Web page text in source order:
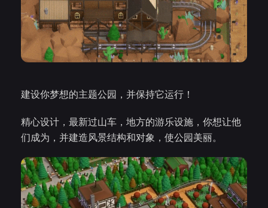
建设你梦想的主题公园，并保持它运行！
精心设计，最新过山车，地方的游乐设施，你想让他
们成为，并建造风景结构和对象，使公园美丽。